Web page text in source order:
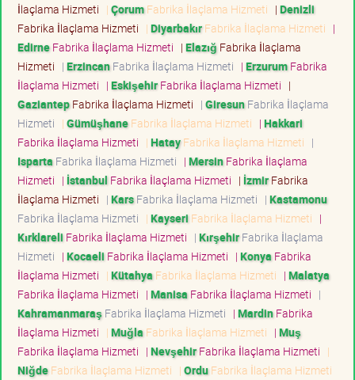
İlaçlama Hizmeti | ÇorumFabrika İlaçlama Hizmeti | Denizli
Fabrika İlaçlama Hizmeti | DiyarbakırFabrika İlaçlama Hizmeti |
EdirneFabrika İlaçlama Hizmeti | Elazığ Fabrika İlaçlama
Hizmeti | ErzincanFabrika İlaçlama Hizmeti | ErzurumFabrika
İlaçlama Hizmeti | EskişehirFabrika İlaçlama Hizmeti |
GaziantepFabrika İlaçlama Hizmeti | GiresunFabrika İlaçlama
Hizmeti | GümüşhaneFabrika İlaçlama Hizmeti | Hakkari
Fabrika İlaçlama Hizmeti | HatayFabrika İlaçlama Hizmeti |
Isparta Fabrika İlaçlama Hizmeti | MersinFabrika İlaçlama
Hizmeti | İstanbul Fabrika İlaçlama Hizmeti | İzmirFabrika
İlaçlama Hizmeti | KarsFabrika İlaçlama Hizmeti | Kastamonu
Fabrika İlaçlama Hizmeti | Kayseri Fabrika İlaçlama Hizmeti |
Kırklareli Fabrika İlaçlama Hizmeti | KırşehirFabrika İlaçlama
Hizmeti | Kocaeli Fabrika İlaçlama Hizmeti | Konya Fabrika
İlaçlama Hizmeti | Kütahya Fabrika İlaçlama Hizmeti | Malatya
Fabrika İlaçlama Hizmeti | Manisa Fabrika İlaçlama Hizmeti |
Kahramanmaraş Fabrika İlaçlama Hizmeti | MardinFabrika
İlaçlama Hizmeti | Muğla Fabrika İlaçlama Hizmeti | Muş
Fabrika İlaçlama Hizmeti | NevşehirFabrika İlaçlama Hizmeti |
NiğdeFabrika İlaçlama Hizmeti | OrduFabrika İlaçlama Hizmeti